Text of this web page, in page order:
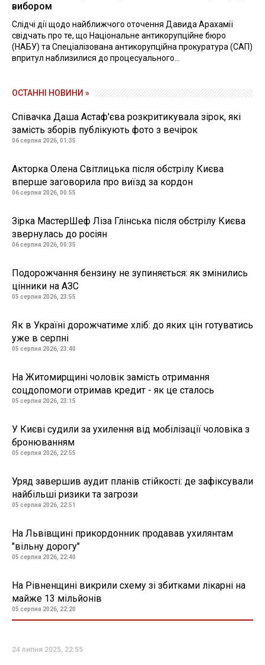
вибором
Слідчі дії щодо найближчого оточення Давида Арахамії
свідчать про те, що Національне антикорупційне бюро
(НАБУ) та Спеціалізована антикорупційна прокуратура (САП)
впритул наблизилися до процесуального...
ОСТАННІ НОВИНИ »
Співачка Даша Астаф'єва розкритикувала зірок, які
замість зборів публікують фото з вечірок
06 серпня 2026, 01:35
Акторка Олена Світлицька після обстрілу Києва
вперше заговорила про виїзд за кордон
06 серпня 2026, 00:55
Зірка МастерШеф Ліза Глінська після обстрілу Києва
звернулась до росіян
06 серпня 2026, 00:35
Подорожчання бензину не зупиняється: як змінились
цінники на АЗС
05 серпня 2026, 23:55
Як в Україні дорожчатиме хліб: до яких цін готуватись
уже в серпні
05 серпня 2026, 23:40
На Житомирщині чоловік замість отримання
соцдопомоги отримав кредит - як це сталось
05 серпня 2026, 23:15
У Києві судили за ухилення від мобілізації чоловіка з
бронюванням
05 серпня 2026, 22:55
Уряд завершив аудит планів стійкості: де зафіксували
найбільші ризики та загрози
05 серпня 2026, 22:51
На Львівщині прикордонник продавав ухилянтам
"вільну дорогу"
05 серпня 2026, 22:40
На Рівненщині викрили схему зі збитками лікарні на
майже 13 мільйонів
05 серпня 2026, 22:20
24 липня 2025, 22:55